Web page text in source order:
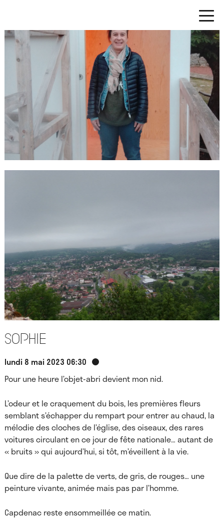
Sophie
lundi 8 mai 2023 06:30
Pour une heure l’objet-abri devient mon nid.
L’odeur et le craquement du bois, les premières fleurs
semblant s’échapper du rempart pour entrer au chaud, la
mélodie des cloches de l’église, des oiseaux, des rares
voitures circulant en ce jour de fête nationale… autant de
« bruits » qui aujourd’hui, si tôt, m’éveillent à la vie.
Que dire de la palette de verts, de gris, de rouges… une
peinture vivante, animée mais pas par l’homme.
Capdenac reste ensommeillée ce matin.